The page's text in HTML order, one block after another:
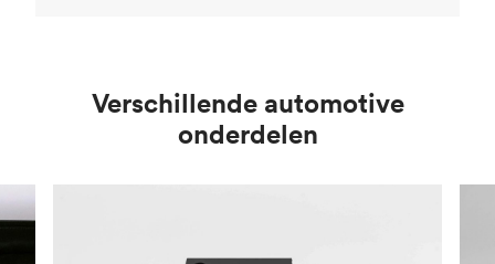
Verschillende automotive
onderdelen